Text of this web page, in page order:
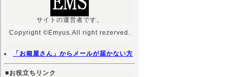
サイトの運営者です。
Copyright ©Emyus.All right rezerved.
「お箱屋さん」からメールが届かない方
■お役立ちリンク